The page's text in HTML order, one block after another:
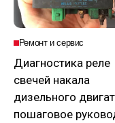
Ремонт и сервис
Диагностика реле
свечей накала
дизельного
пошаговое